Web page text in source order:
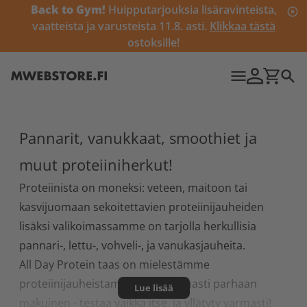
Back to Gym! Huipputarjouksia lisäravinteista,
vaatteista ja varusteista 11.8. asti. Klikkaa tästä
ostoksille!
Pannarit, vanukkaat, smoothiet ja
muut proteiiniherkut!
Proteiinista on moneksi: veteen, maitoon tai
kasvijuomaan sekoitettavien proteiinijauheiden
lisäksi valikoimassamme on tarjolla herkullisia
pannari-, lettu-, vohveli-, ja vanukasjauheita.
All Day Protein taas on mielestämme
proteiinijauheistamme ehdottomasti parhaan
makuinen - testaa vaikka itse, ja yllätyty varmasti!
Lue lisää